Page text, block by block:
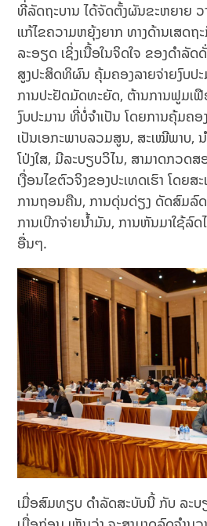
ທີ່ລັດຖະບານ ໄດ້ຈັດຕັ້ງຜັນຂະຫຍາຍ ວ
ແກ້ໄຂຄວາມຫຍຸ້ງຍາກ ທາງດ້ານເສດຖ
ລະອຽດ ເຊິ່ງເນື້ອໃນຈິດໃຈ ຂອງດຳລັດ
ສູງປະສິດທິຜົນ ຄຸ້ມຄອງລາຍຈ່າຍງົບປ
ການປະຢັດມັດທະຍັດ, ຕ້ານການຟູມເຟື
ງົບປະມານ ທີ່ບໍ່ຈຳເປັນ ໂດຍການຄຸ້ມຄ
ເປັນເອກະພາບລວມສູນ, ສະເໝີພາບ,
ໂປ່ງໃສ, ມີລະບຽບວິໄນ, ສາມາດກວດ
ເງື່ອນໄຂຕົວຈິງຂອງປະເທດເຮົາ ໂດຍສ
ການຖອນຄືນ, ການດຸ່ນດ່ຽງ ດັດສົມລົ
ການເບີກຈ່າຍນ້ຳມັນ, ການຫັນມາໃຊ້ລົ
ອື່ນໆ.
ເມື່ອສົມທຽບ ດຳລັດສະບັບນີ້ ກັບ ລະບ